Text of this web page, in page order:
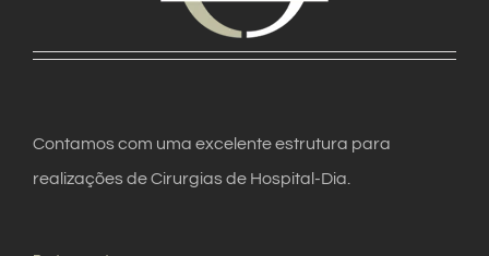
Contamos com uma excelente estrutura para
realizações de Cirurgias de Hospital-Dia.